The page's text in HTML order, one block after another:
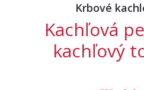
Krbové
Kachľová
kachľový